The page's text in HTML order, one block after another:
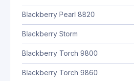
Blackberry Pearl 8820
Blackberry Storm
Blackberry Torch 9800
Blackberry Torch 9860